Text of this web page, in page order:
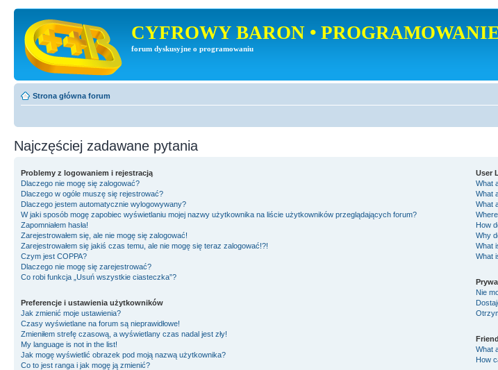
CYFROWY BARON •
forum dyskusyjne o programowaniu
Strona główna forum
Najczęściej zadawane pytania
Problemy z logowaniem i rejestracją
Dlaczego nie mogę się zalogować?
Dlaczego w ogóle muszę się rejestrować?
Dlaczego jestem automatycznie wylogowywany?
W jaki sposób mogę zapobiec wyświetlaniu mojej nazwy użytkownika na liście użytkowników przeglądających forum?
Zapomniałem hasła!
Zarejestrowałem się, ale nie mogę się zalogować!
Zarejestrowałem się jakiś czas temu, ale nie mogę się teraz zalogować!?!
Czym jest COPPA?
Dlaczego nie mogę się zarejestrować?
Co robi funkcja „Usuń wszystkie ciasteczka”?
Preferencje i ustawienia użytkowników
Jak zmienić moje ustawienia?
Czasy wyświetlane na forum są nieprawidłowe!
Zmieniłem strefę czasową, a wyświetlany czas nadal jest zły!
My language is not in the list!
Jak mogę wyświetlić obrazek pod moją nazwą użytkownika?
Co to jest ranga i jak mogę ją zmienić?
User
What
What
What
How
Why
What
What
Nie
What
How